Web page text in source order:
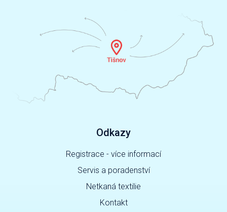
Odkazy
Registrace - více informací
Servis a poradenství
Netkaná textilie
Kontakt